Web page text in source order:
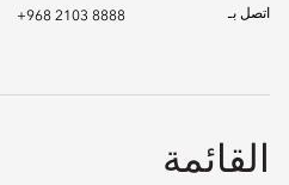
اتصل بـ +968 2103 8888
القائمة